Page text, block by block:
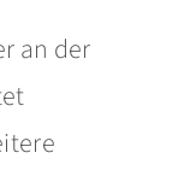
5.00 von
an der